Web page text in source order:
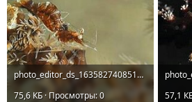
photo_editor_ds_1635827408517.jpg
75,6 КБ · Просмотры: 0
57,1